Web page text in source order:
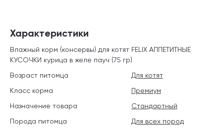
Характеристики
Влажный корм (консервы) для котят FELIX АППЕТИТНЫЕ
КУСОЧКИ курица в желе пауч (75 гр)
Возраст питомца
Для котят
Класс корма
Премиум
Назначение товара
Стандартный
Порода питомца
Для всех пород